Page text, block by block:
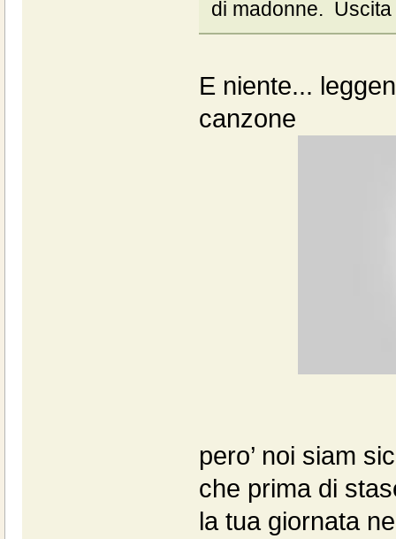
di madonne.
E niente...
canzone
pero’ noi siam
che prima di
la tua giornata